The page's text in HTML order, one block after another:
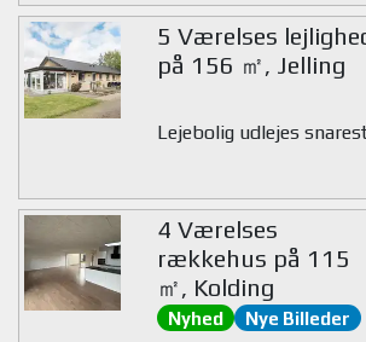
5 Værelses
på 156 ㎡, Jelling
Lejebolig udlejes
4 Værelses
rækkehus på 115
㎡, Kolding
Nyhed Nye Billeder